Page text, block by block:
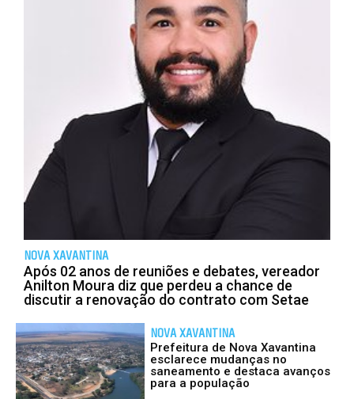
NOVA XAVANTINA
Após 02 anos de reuniões e debates, vereador
Anilton Moura diz que perdeu a chance de
discutir a renovação do contrato com Setae
NOVA XAVANTINA
Prefeitura de Nova Xavantina
esclarece mudanças no
saneamento e destaca avanços
para a população